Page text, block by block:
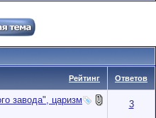
Рейтинг Ответов
завода", царизм 3